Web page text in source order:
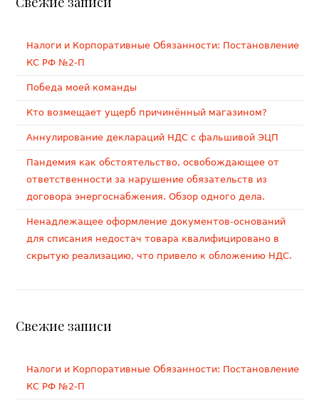
Налоги и Корпоративные Обязанности: Постановление
КС РФ №2-П
Победа моей команды
Кто возмещает ущерб причинённый магазином?
Аннулирование деклараций НДС с фальшивой ЭЦП
Пандемия как обстоятельство, освобождающее от
ответственности за нарушение обязательств из
договора энергоснабжения. Обзор одного дела.
Ненадлежащее оформление документов-оснований
для списания недостач товара квалифицировано в
скрытую реализацию, что привело к обложению НДС.
Свежие записи
Налоги и Корпоративные Обязанности: Постановление
КС РФ №2-П